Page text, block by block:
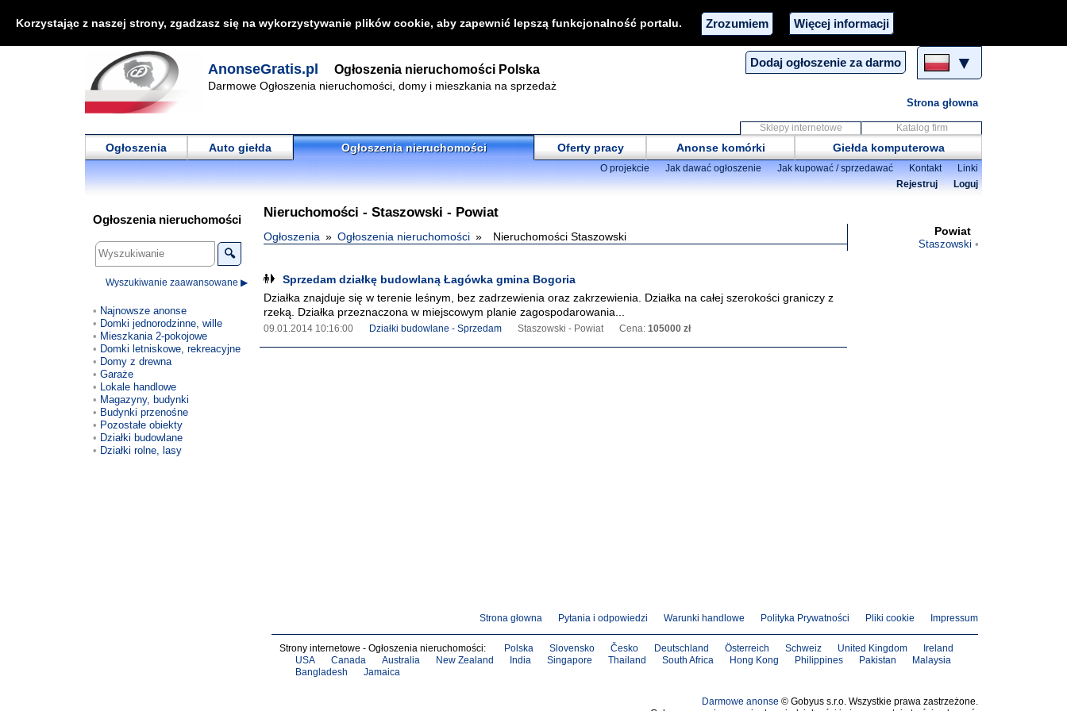
Korzystając z naszej strony, zgadzasz się na wykorzystywanie plików cookie, aby zapewnić lepszą funkcjonalność portalu. Zrozumiem Więcej informacji
Dodaj ogłoszenie za darmo ▼
AnonseGratis.pl Ogłoszenia nieruchomości Polska
Darmowe Ogłoszenia nieruchomości, domy i mieszkania na sprzedaż
Strona głowna
Sklepy internetowe Katalog firm
Ogłoszenia Auto giełda Ogłoszenia nieruchomości Oferty pracy Anonse komórki Giełda komputerowa
O projekcie Jak dawać ogłoszenie Jak kupować / sprzedawać Kontakt
Linki
Rejestruj
Loguj
Nieruchomości - Staszowski - Powiat
Ogłoszenia Ogłoszenia nieruchomości Nieruchomości Staszowski
Sprzedam działkę budowlaną Łagówka gmina Bogoria
Działka znajduje się w terenie leśnym, bez zadrzewienia oraz zakrzewienia. Działka na całej szerokości graniczy z
rzeką. Działka przeznaczona w miejscowym planie zagospodarowania...
09.01.2014 10:16:00 Działki budowlane - Sprzedam Staszowski - Powiat Cena: 105000 zł
Powiat
Staszowski
Ogłoszenia nieruchomości
🔍
Wyszukiwanie zaawansowane ▶
Najnowsze anonse
Domki jednorodzinne, wille
Mieszkania 2-pokojowe
Domki letniskowe, rekreacyjne
Domy z drewna
Garaże
Lokale handlowe
Magazyny, budynki
Budynki przenośne
Pozostałe obiekty
Działki budowlane
Działki rolne, lasy
Strona głowna Pytania i odpowiedzi Warunki handlowe Polityka Prywatności Pliki cookie Impressum
Strony internetowe - Ogłoszenia nieruchomości: Polska Slovensko Česko Deutschland Österreich Schweiz United Kingdom
Ireland
USA
Canada Australia New Zealand India Singapore Thailand South Africa Hong Kong Philippines Pakistan
Malaysia
Bangladesh
Jamaica
Darmowe anonse © Gobyus s.r.o. Wszystkie prawa zastrzeżone.